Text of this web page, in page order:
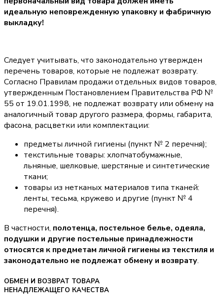
идеальную неповрежденную упаковку и фабричную
выкладку!
Следует учитывать, что законодательно утвержден
перечень товаров, которые не подлежат возврату.
Согласно Правилам продажи отдельных видов товаров,
утвержденным Постановлением Правительства РФ №
55 от 19.01.1998, не подлежат возврату или обмену на
аналогичный товар другого размера, формы, габарита,
фасона, расцветки или комплектации:
предметы личной гигиены (пункт № 2 перечня);
текстильные товары: хлопчатобумажные,
льняные, шелковые, шерстяные и синтетические
ткани;
товары из нетканых материалов типа тканей:
ленты, тесьма, кружево и другие (пункт № 4
перечня).
В частности, полотенца, постельное белье, одеяла,
подушки и другие постельные принадлежности
относятся к предметам личной гигиены из текстиля и
законодательно не подлежат обмену и возврату.
ОБМЕН И ВОЗВРАТ ТОВАРА
НЕНАДЛЕЖАЩЕГО КАЧЕСТВА